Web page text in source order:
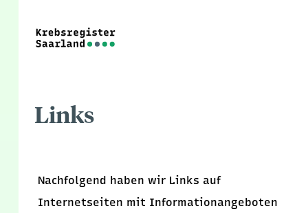
Links
Nachfolgend haben wir Links auf
Internetseiten mit Informationangeboten